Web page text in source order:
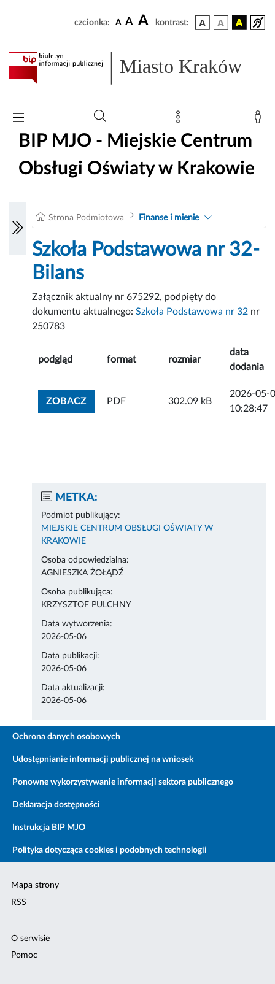
czcionka: A A A kontrast:
Miasto Kraków
BIP MJO - Miejskie Centrum
Obsługi Oświaty w Krakowie
Strona Podmiotowa Finanse i mienie
Szkoła Podstawowa nr 32-
Bilans
Załącznik aktualny nr 675292, podpięty do
dokumentu aktualnego:Szkoła Podstawowa nr 32 nr
250783
podgląd format rozmiar
data
dodania
ZOBACZZOBACZ ZAŁĄCZNIK
PDF 302.09 kB
2026-05-
10:28:47
METKA:
Podmiot publikujący:
MIEJSKIE CENTRUM OBSŁUGI OŚWIATY W
KRAKOWIE
Osoba odpowiedzialna:
AGNIESZKA ŻOŁĄDŹ
Osoba publikująca:
KRZYSZTOF PULCHNY
Data wytworzenia:
2026-05-06
Data publikacji:
2026-05-06
Data aktualizacji:
2026-05-06
Ochrona danych osobowych
Udostępnianie informacji publicznej na wniosek
Ponowne wykorzystywanie informacji sektora publicznego
Deklaracja dostępności
Instrukcja BIP MJO
Polityka dotycząca cookies i podobnych technologii
Mapa strony
RSS
O serwisie
Pomoc